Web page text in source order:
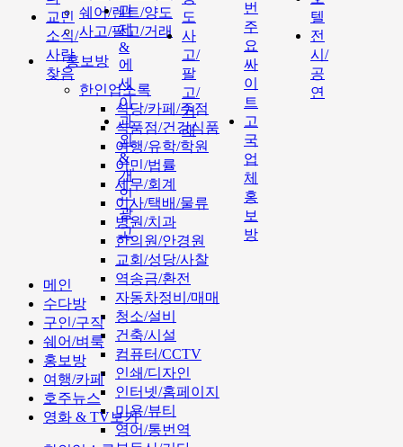
쉐어/렌트/양도
사고/팔고/거래
홍보방
한인업소록
식당/카페/주점
식품점/건강식품
여행/유학/학원
이민/법률
세무/회계
이사/택배/물류
병원/치과
한의원/안경원
교회/성당/사찰
역송금/환전
자동차정비/매매
청소/설비
건축/시설
컴퓨터/CCTV
인쇄/디자인
인터넷/홈페이지
미용/뷰티
영어/통번역
교민
소식/
사람
찾음
과
제
&
에
세
이
과
외
&
개
인
광
고
도
사
고/
팔
고/
거
래
번
주
요
싸
이
트
고
국
업
체
홍
보
방
텔
전
시/
공
연
메인
수다방
구인/구직
쉐어/벼룩
홍보방
여행/카페
호주뉴스
영화 & TV보기